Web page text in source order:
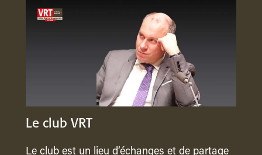
Le club VRT
Le club est un lieu d’échanges et de partage